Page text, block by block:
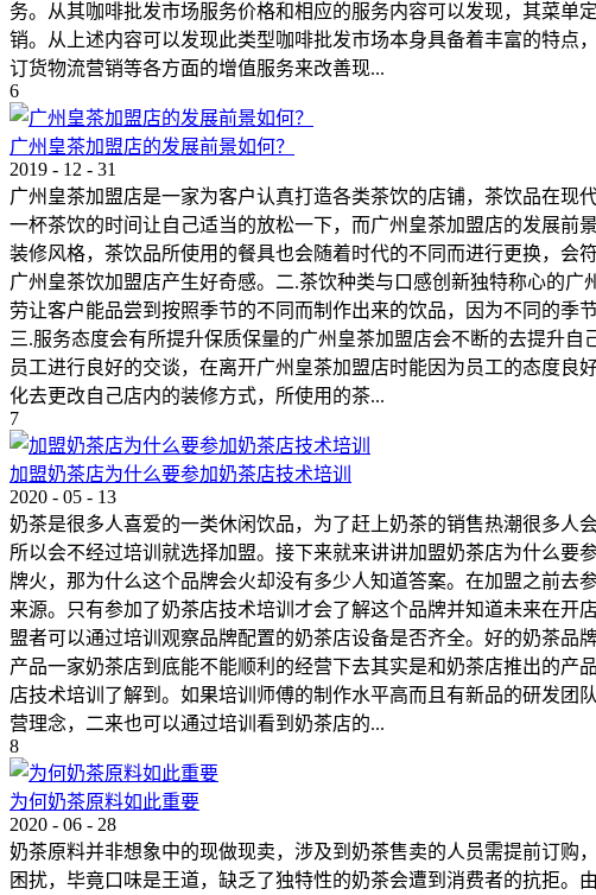
务。从其咖啡批发市场服务价格和相应的服务内容可以发现，其菜
销。从上述内容可以发现此类型咖啡批发市场本身具备着丰富的特
订货物流营销等各方面的增值服务来改善现...
6
广州皇茶加盟店的发展前景如何？
2019 - 12 - 31
广州皇茶加盟店是一家为客户认真打造各类茶饮的店铺，茶饮品在现
一杯茶饮的时间让自己适当的放松一下，而广州皇茶加盟店的发展前
装修风格，茶饮品所使用的餐具也会随着时代的不同而进行更换，
广州皇茶饮加盟店产生好奇感。二.茶饮种类与口感创新独特称心的
劳让客户能品尝到按照季节的不同而制作出来的饮品，因为不同的季
三.服务态度会有所提升保质保量的广州皇茶加盟店会不断的去提升
员工进行良好的交谈，在离开广州皇茶加盟店时能因为员工的态度
化去更改自己店内的装修方式，所使用的茶...
7
加盟奶茶店为什么要参加奶茶店技术培训
2020 - 05 - 13
奶茶是很多人喜爱的一类休闲饮品，为了赶上奶茶的销售热潮很多
所以会不经过培训就选择加盟。接下来就来讲讲加盟奶茶店为什么
牌火，那为什么这个品牌会火却没有多少人知道答案。在加盟之前
来源。只有参加了奶茶店技术培训才会了解这个品牌并知道未来在
盟者可以通过培训观察品牌配置的奶茶店设备是否齐全。好的奶茶
产品一家奶茶店到底能不能顺利的经营下去其实是和奶茶店推出的
店技术培训了解到。如果培训师傅的制作水平高而且有新品的研发
营理念，二来也可以通过培训看到奶茶店的...
8
为何奶茶原料如此重要
2020 - 06 - 28
奶茶原料并非想象中的现做现卖，涉及到奶茶售卖的人员需提前订
困扰，毕竟口味是王道，缺乏了独特性的奶茶会遭到消费者的抗拒